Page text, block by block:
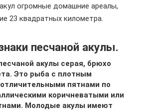
огромные домашние ареалы,
23 квадратных километра.
песчаной акулы.
акулы серая, брюхо
Это рыба с плотным
пятнами по
коричневатыми или
Молодые акулы имеют